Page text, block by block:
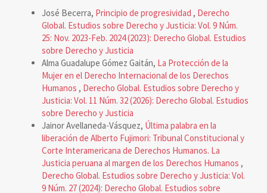
José Becerra, Principio de progresividad , Derecho
Global. Estudios sobre Derecho y Justicia: Vol. 9 Núm.
25: Nov. 2023-Feb. 2024 (2023): Derecho Global. Estudios
sobre Derecho y Justicia
Alma Guadalupe Gómez Gaitán, La Protección de la
Mujer en el Derecho Internacional de los Derechos
Humanos , Derecho Global. Estudios sobre Derecho y
Justicia: Vol. 11 Núm. 32 (2026): Derecho Global. Estudios
sobre Derecho y Justicia
Jainor Avellaneda-Vásquez, Última palabra en la
liberación de Alberto Fujimori: Tribunal Constitucional y
Corte Interamericana de Derechos Humanos. La
Justicia peruana al margen de los Derechos Humanos ,
Derecho Global. Estudios sobre Derecho y Justicia: Vol.
9 Núm. 27 (2024): Derecho Global. Estudios sobre